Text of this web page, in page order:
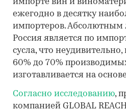
импорте вин и
ежегодно в десятку
импортеров. Абсолютным
Россия является по
сусла, что
60% до 70%
изготавливается на
Согласно исследованию,
компанией GLOBAL